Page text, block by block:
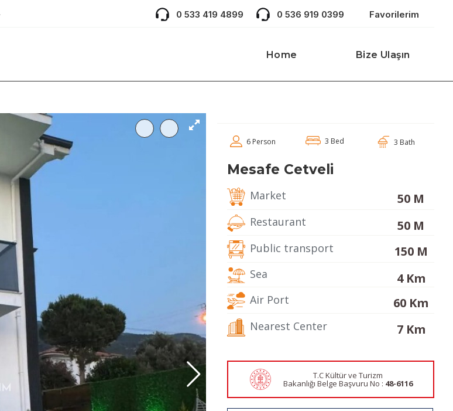
0 533 419 4899 0 536 919 0399 Favorilerim
Home Bize Ulaşın
6 Person 3 Bed 3 Bath
Mesafe Cetveli
Market 50 M
Restaurant 50 M
Public transport 150 M
Sea 4 Km
Air Port 60 Km
Nearest Center 7 Km
T.C Kültür ve Turizm
Bakanlığı Belge Başvuru No : 48-6116